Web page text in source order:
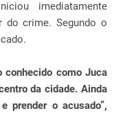
imediatamente
do crime. Segundo o
conhecido como Juca
da cidade. Ainda
prender o acusado”,